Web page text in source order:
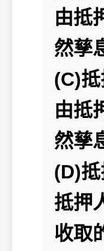
由抵
然孳
(C)
由抵
然孳
(D)
抵押
收取